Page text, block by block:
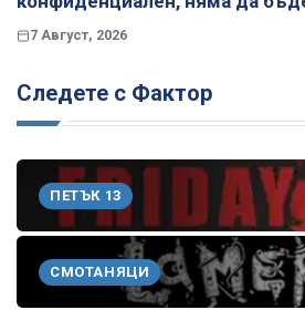
7 Август, 2026
Следете с Фактор
ПЕТЪК 13
СМОТАНЯЦИ